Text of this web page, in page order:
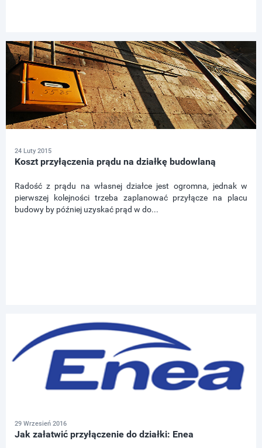
24 Luty 2015
Koszt przyłączenia prądu na działkę budowlaną
Radość z prądu na własnej działce jest ogromna, jednak w
pierwszej kolejności trzeba zaplanować przyłącze na placu
budowy by później uzyskać prąd w do...
29 Wrzesień 2016
Jak załatwić przyłączenie do działki: Enea